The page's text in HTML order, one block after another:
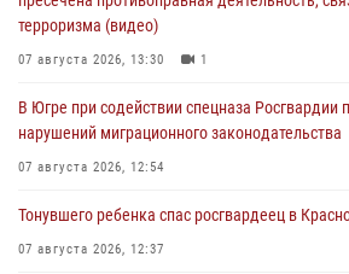
терроризма (видео)
07 августа 2026, 13:30 1
В Югре при содействии спецназа Росгвардии
нарушений миграционного законодательства
07 августа 2026, 12:54
Тонувшего ребенка спас росгвардеец в
07 августа 2026, 12:37